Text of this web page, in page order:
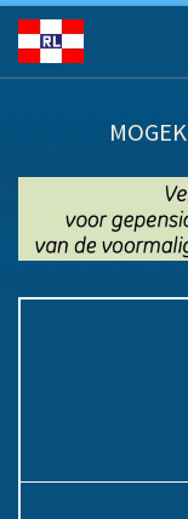
Ga naar inhoud